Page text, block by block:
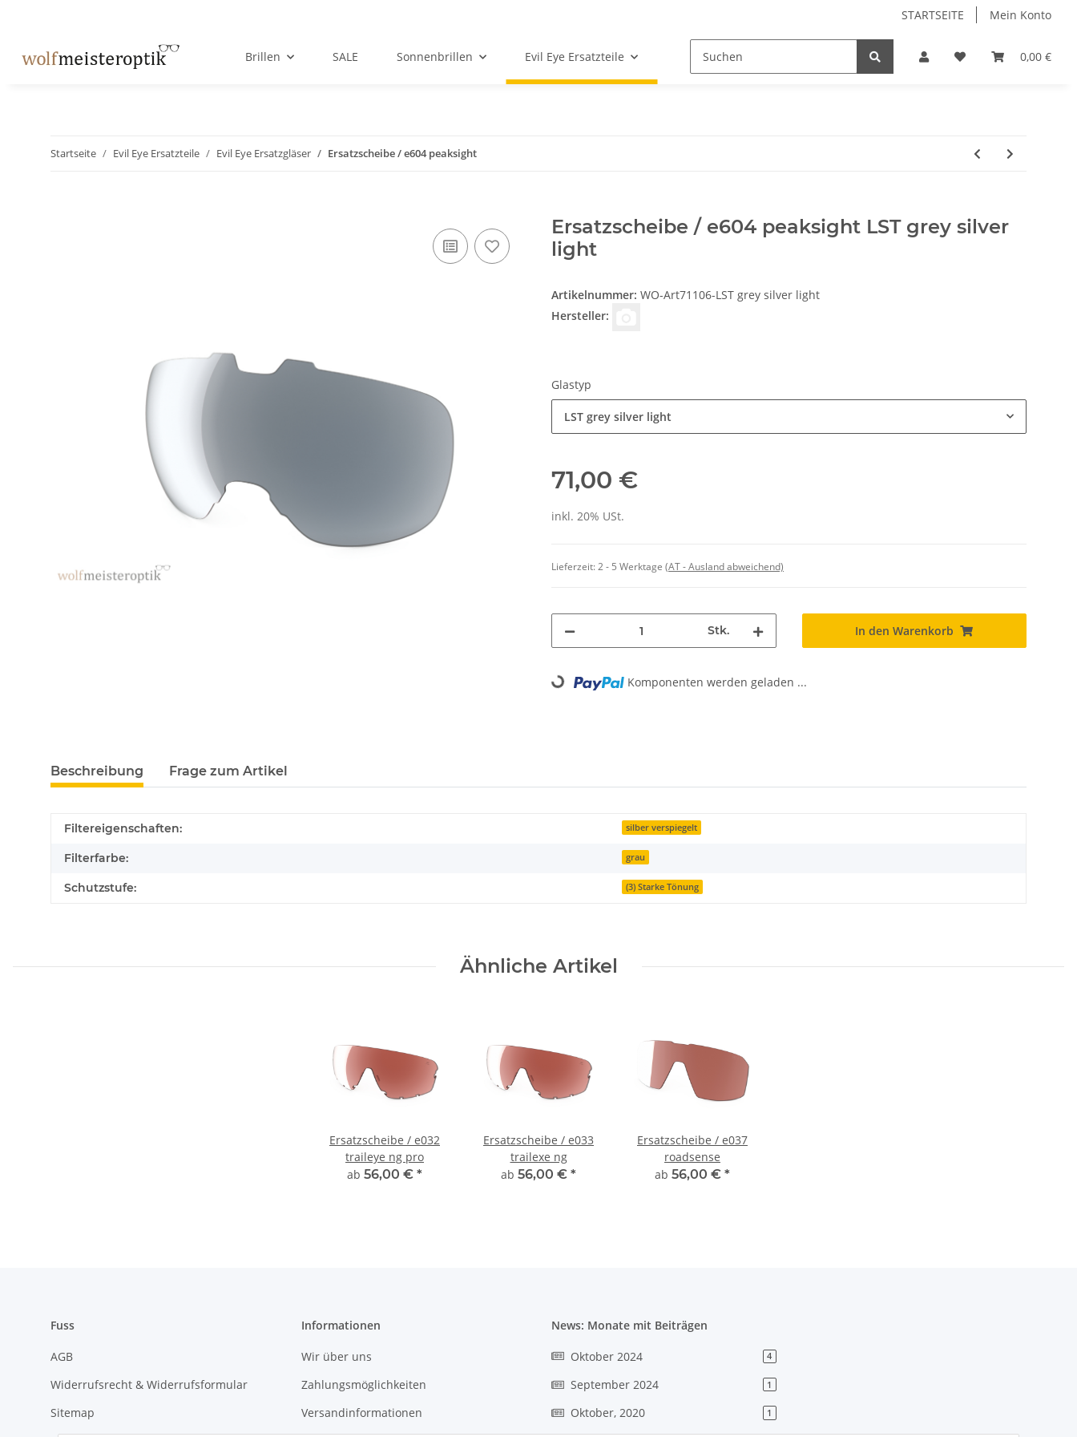
STARTSEITE Mein Konto
0,00 €
Brillen SALE Sonnenbrillen Evil Eye Ersatzteile
Startseite Evil Eye Ersatzteile Evil Eye Ersatzgläser Ersatzscheibe / e604 peaksight
Ersatzscheibe / e604 peaksight LST grey silver
light
Artikelnummer: WO-Art71106-LST grey silver light
Hersteller:
Glastyp
LST grey silver light
71,00 €
inkl. 20% USt.
Lieferzeit:2 - 5 Werktage (AT - Ausland abweichend)
Stk. In den Warenkorb
Loading... Komponenten werden geladen ...
Beschreibung Frage zum Artikel
Filtereigenschaften: silber verspiegelt
Filterfarbe: grau
Schutzstufe: (3) Starke Tönung
Ähnliche Artikel
Ersatzscheibe / e032
traileye ng pro
ab 56,00 € *
Ersatzscheibe / e033
trailexe ng
ab 56,00 € *
Ersatzscheibe / e037
roadsense
ab 56,00 € *
Fuss
AGB
Widerrufsrecht & Widerrufsformular
Sitemap
Informationen
Wir über uns
Zahlungsmöglichkeiten
Versandinformationen
News: Monate mit Beiträgen
Oktober 2024 4
September 2024 1
Oktober, 2020 1